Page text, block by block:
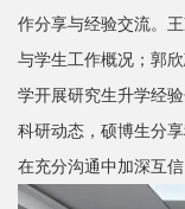
作分享与经验交流。
与学生工作概况；郭
学开展研究生升学经
科研动态，硕博生分
在充分沟通中加深互